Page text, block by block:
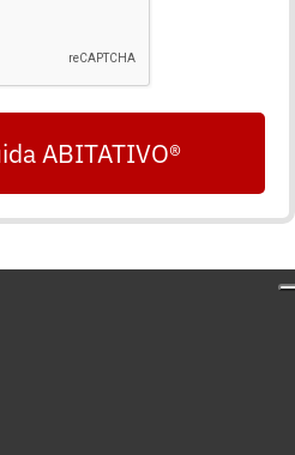
ABITATIVO®